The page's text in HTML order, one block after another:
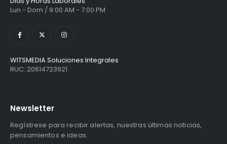
Lun - Dom / 9:00 AM - 7:00 PM
WITSMEDIA Soluciones Integrales
RUC: 20614723921
Newsletter
Regístrese para recibir alertas, nuestras últimas noticias,
pensamientos e ideas.